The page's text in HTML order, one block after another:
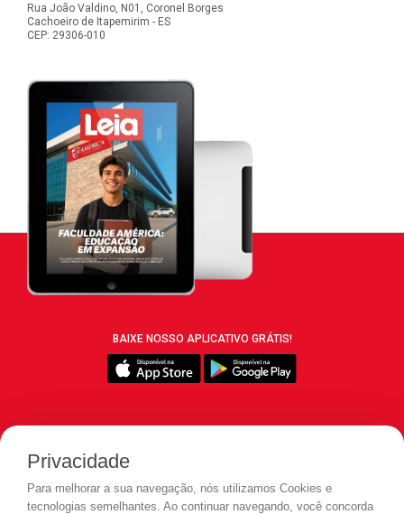
Rua João Valdino, N01, Coronel Borges
Cachoeiro de Itapemirim - ES
CEP: 29306-010
BAIXE NOSSO APLICATIVO GRÁTIS!
Privacidade
Para melhorar a sua navegação, nós utilizamos Cookies e
tecnologias semelhantes. Ao continuar navegando, você concorda